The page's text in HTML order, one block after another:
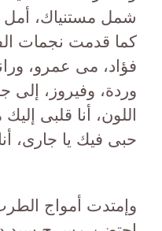
شمل مستنياك، أمل
كما قدمت نجمات
فؤاد، مى عمرو،
وردة، وفيروز، إلى
اللون، أنا قلبى
حبى فيك يا جارى،
وإمتدت أمواج